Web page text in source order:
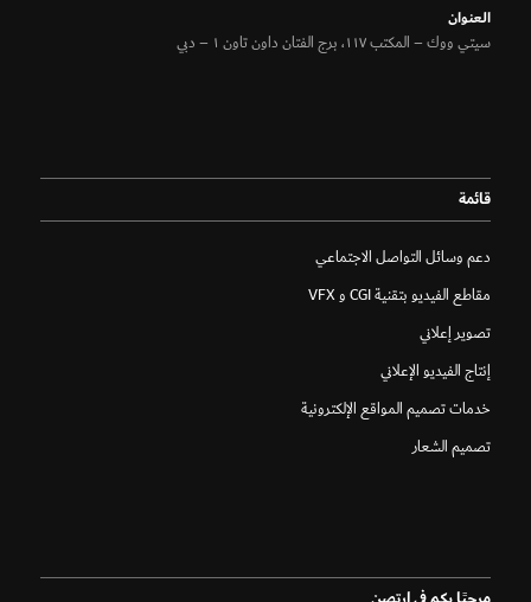
الـعنوان
سيتي ووك – المكتب ١١٧، برج الفتان داون تاون ١ – دبي
قائمة
دعم وسائل التواصل الاجتماعي
مقاطع الفيديو بتقنية CGI و VFX
تصوير إعلاني
إنتاج الفيديو الإعلاني
خدمات تصميم المواقع الإلكترونية
تصميم الشعار